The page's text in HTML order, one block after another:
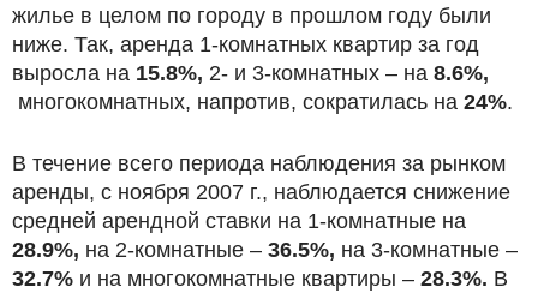
жилье в целом по городу в прошлом году были
ниже. Так, аренда 1-комнатных квартир за год
выросла на 15.8%, 2- и 3-комнатных – на 8.6%,
многокомнатных, напротив, сократилась на 24%.
В течение всего периода наблюдения за рынком
аренды, с ноября 2007 г., наблюдается снижение
средней арендной ставки на 1-комнатные на
28.9%, на 2-комнатные – 36.5%, на 3-комнатные –
32.7% и на многокомнатные квартиры – 28.3%. В